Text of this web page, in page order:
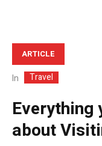
ARTICLE
In Travel
Everything
about